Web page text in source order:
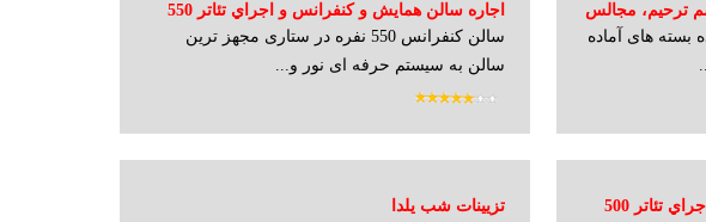
ترحیم، مجالس
بسته های آماده
اجاره سالن همایش و كنفرانس و اجراي تئاتر 550
نفره در ستاري
سالن کنفرانس 550 نفره در ستاری مجهز ترین
سالن به سیستم حرفه ای نور و...
اجاره سالن همایش و كنفرانس و اجراي تئاتر 500
تزیینات شب یلدا